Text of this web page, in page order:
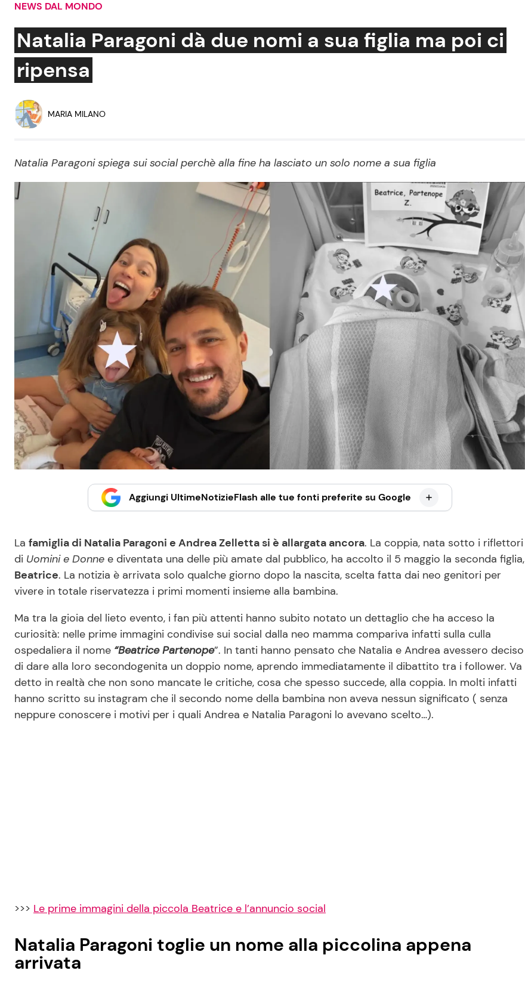
Social News
News dal mondo
Salute
Viaggi e Turismo
Ricette Facili e Veloci
Ricette Feste
Ricette per Bambini
NEWS DAL MONDO
Natalia Paragoni dà due nomi a sua figlia ma poi ci
ripensa
MARIA MILANO
Natalia Paragoni spiega sui social perchè alla fine ha lasciato un solo nome a sua figlia
Aggiungi UltimeNotizieFlash alle tue fonti preferite su Google
La famiglia di Natalia Paragoni e Andrea Zelletta si è allargata ancora. La coppia, nata sotto i riflettori
di Uomini e Donne e diventata una delle più amate dal pubblico, ha accolto il 5 maggio la seconda figlia,
Beatrice. La notizia è arrivata solo qualche giorno dopo la nascita, scelta fatta dai neo genitori per
vivere in totale riservatezza i primi momenti insieme alla bambina.
Ma tra la gioia del lieto evento, i fan più attenti hanno subito notato un dettaglio che ha acceso la
curiosità: nelle prime immagini condivise sui social dalla neo mamma compariva infatti sulla culla
ospedaliera il nome “Beatrice Partenope”. In tanti hanno pensato che Natalia e Andrea avessero deciso
di dare alla loro secondogenita un doppio nome, aprendo immediatamente il dibattito tra i follower. Va
detto in realtà che non sono mancate le critiche, cosa che spesso succede, alla coppia. In molti infatti
hanno scritto su instagram che il secondo nome della bambina non aveva nessun significato ( senza
neppure conoscere i motivi per i quali Andrea e Natalia Paragoni lo avevano scelto…).
>>> Le prime immagini della piccola Beatrice e l’annuncio social
Natalia Paragoni toglie un nome alla piccolina appena
arrivata